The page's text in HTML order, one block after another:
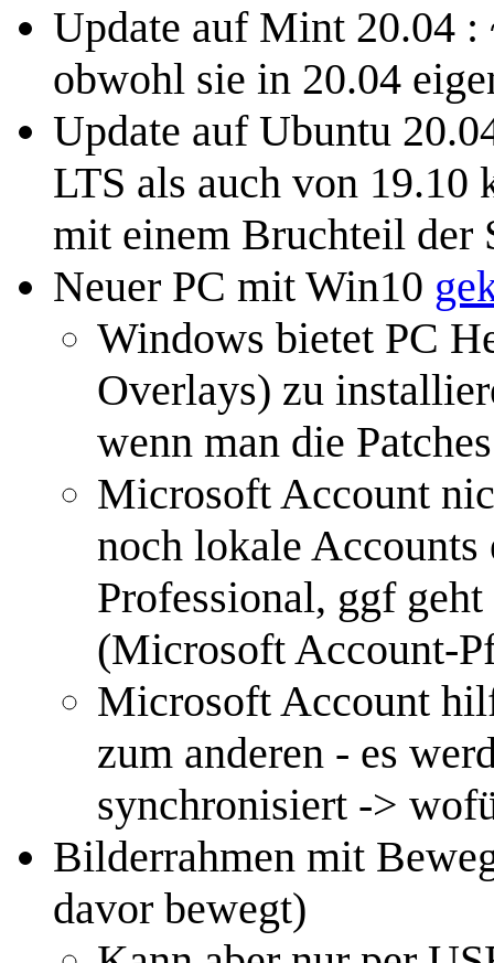
Update auf Mint 20.04 :
obwohl sie in 20.04
Update auf Ubuntu
LTS als auch von
mit einem Bruchteil der
Neuer PC mit Win10
Windows bietet PC
Overlays) zu
wenn man die
Microsoft Account
noch lokale
Professional, ggf
(Microsoft Account-
Microsoft Account
zum anderen - es
synchronisiert ->
Bilderrahmen mit
davor bewegt)